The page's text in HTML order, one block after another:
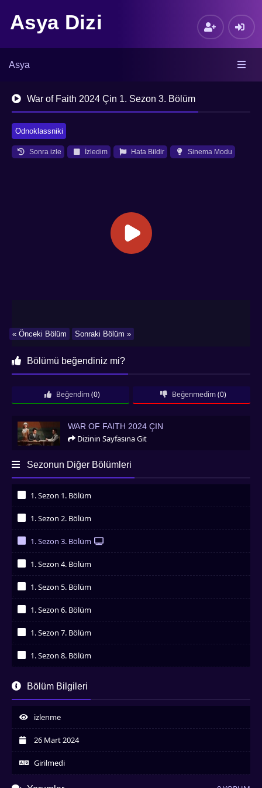
Asya Dizi
Asya
War of Faith 2024 Çin 1. Sezon 3. Bölüm
Odnoklassniki
Sonra izle İzledim Hata Bildir Sinema Modu
Sonraki Bölüm »
« Önceki Bölüm
Bölümü beğendiniz mi?
Beğendim (0) Beğenmedim (0)
War of Faith 2024 Çin
WAR OF FAITH 2024 ÇIN
Dizinin Sayfasına Git
Sezonun Diğer Bölümleri
1. Sezon 1. Bölüm
1. Sezon 2. Bölüm
1. Sezon 3. Bölüm
1. Sezon 4. Bölüm
1. Sezon 5. Bölüm
1. Sezon 6. Bölüm
1. Sezon 7. Bölüm
1. Sezon 8. Bölüm
İzledim
İzledim
1. Sezon 10. Bölüm
İzledim
İzledim
İzledim
Bölüm Bilgileri
izlenme
26 Mart 2024
Girilmedi